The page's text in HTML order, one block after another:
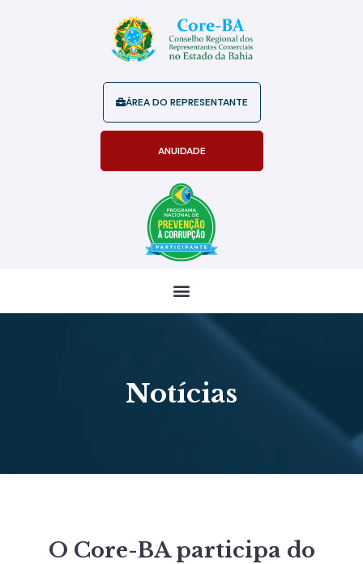
ÁREA DO REPRESENTANTE
ANUIDADE
Notícias
O Core-BA participa do